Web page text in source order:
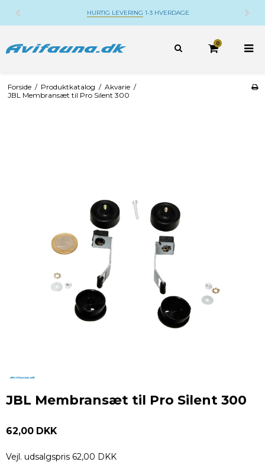
HURTIG LEVERING 1-3 HVERDAGE
0
Forside / Produktkatalog / Akvarie /
JBL Membransæt til Pro Silent 300
JBL Membransæt til Pro Silent 300
62,00 DKK
Vejl. udsalgspris 62,00 DKK